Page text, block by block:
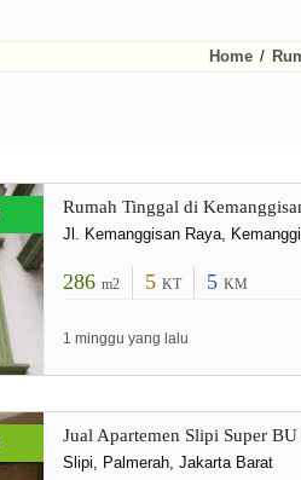
Home /
Rumah Tinggal di
Jl. Kemanggisan Raya,
286 m2 5 KT 5 KM
1 minggu yang lalu
Jual Apartemen Slipi Super
Slipi, Palmerah, Jakarta Barat